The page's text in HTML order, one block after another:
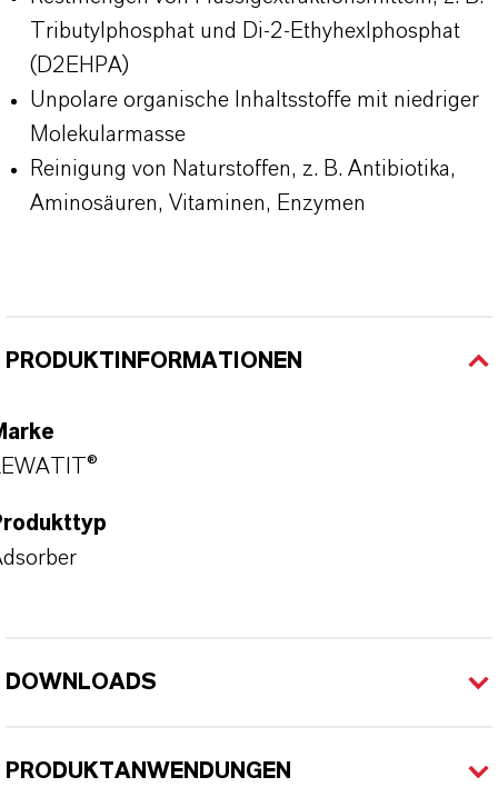
Tributylphosphat und Di-2-Ethyhexlphosphat
(D2EHPA)
Unpolare organische Inhaltsstoffe mit niedriger
Molekularmasse
Reinigung von Naturstoffen, z. B. Antibiotika,
Aminosäuren, Vitaminen, Enzymen
PRODUKTINFORMATIONEN
DOWNLOADS
PRODUKTANWENDUNGEN